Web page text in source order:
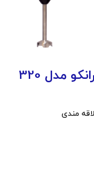
مدل 320
مندی